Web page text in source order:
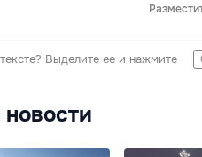
Выделите ее и нажмите